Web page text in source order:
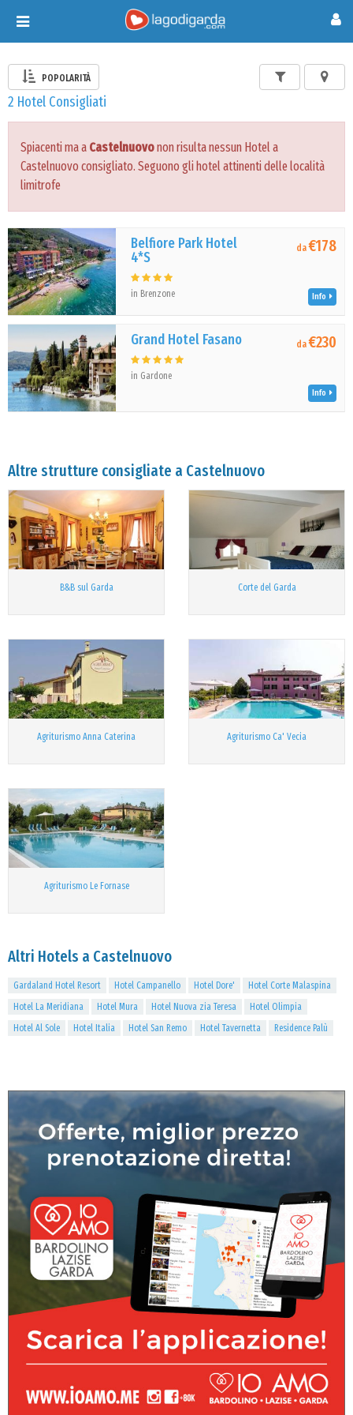
Toggle
navigation
POPOLARITÀ
2 Hotel Consigliati
Spiacenti ma a Castelnuovonon risulta nessun Hotel a
Castelnuovo consigliato. Seguono gli hotel attinenti delle località
limitrofe
Belfiore Park Hotel
4*S
in Brenzone
da€178
Info
Grand Hotel Fasano
in Gardone
da€230
Info
Altre strutture consigliate a Castelnuovo
B&B sul Garda Corte del Garda
Agriturismo Anna Caterina Agriturismo Ca' Vecia
Agriturismo Le Fornase
Altri Hotels a Castelnuovo
Gardaland Hotel Resort Hotel Campanello Hotel Dore'
Hotel Corte Malaspina
Hotel La Meridiana
Hotel Mura Hotel Nuova zia Teresa
Hotel Olimpia
Hotel Al Sole
Hotel Italia Hotel San Remo Hotel Tavernetta Residence Palù